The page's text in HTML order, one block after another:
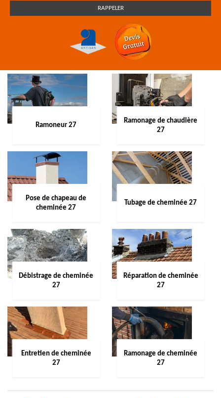
Ramoneur 27
Ramonage de chaudière
27
Pose de chapeau de
cheminée 27
Tubage de cheminée 27
Débistrage de cheminée
27
Réparation de cheminée
27
Entretien de cheminée
27
Ramonage de cheminée
27